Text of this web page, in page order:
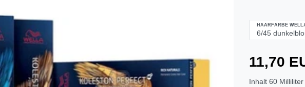
HAARFARBE
11,70
Inhalt 60 Milliliter